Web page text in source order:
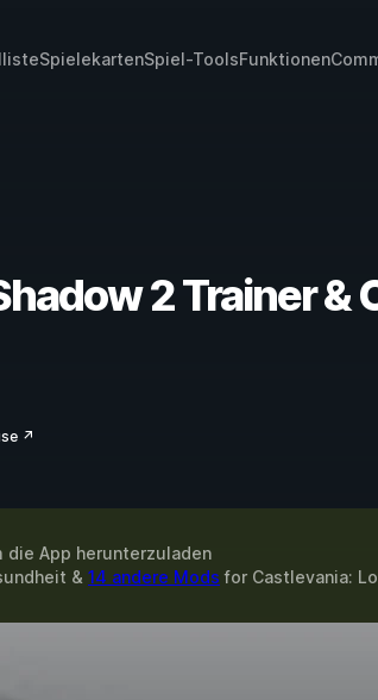
SpielekartenSpiel-ToolsFunktionen
2 Trainer &
↗
die App herunterzuladen
& 14 andere Mods for Castlevania: